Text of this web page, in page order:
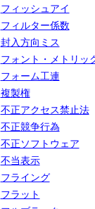
フィッシュアイ
フィルター係数
封入方向ミス
フォント・メトリッ
フォーム工連
複製権
不正アクセス禁止法
不正競争行為
不正ソフトウェア
不当表示
フライング
フラット